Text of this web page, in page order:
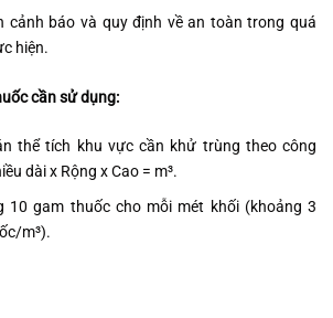
cảnh báo và quy định về an toàn trong quá
hiện.
cần sử dụng:
thể tích khu vực cần khử trùng theo công
dài x Rộng x Cao = m³.
10 gam thuốc cho mỗi mét khối (khoảng 3
m³).